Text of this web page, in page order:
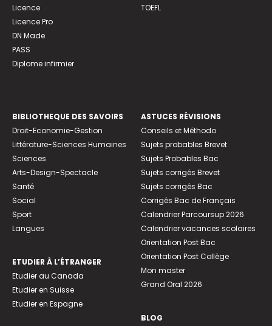
Licence
Licence Pro
DN Made
PASS
Diplome infirmier
TOEFL
BIBLIOTHEQUE DES SAVOIRS
Droit-Economie-Gestion
Littérature-Sciences Humaines
Sciences
Arts-Design-Spectacle
Santé
Social
Sport
Langues
ETUDIER À L’ÉTRANGER
Etudier au Canada
Etudier en Suisse
Etudier en Espagne
ASTUCES RÉVISIONS
Conseils et Méthodo
Sujets probables Brevet
Sujets Probables Bac
Sujets corrigés Brevet
Sujets corrigés Bac
Corrigés Bac de Français
Calendrier Parcoursup 2026
Calendrier vacances scolaires
Orientation Post Bac
Orientation Post Collège
Mon master
Grand Oral 2026
BLOG